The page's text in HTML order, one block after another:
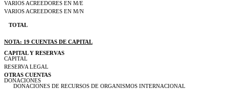
VARIOS ACREEDORES EN M/E
VARIOS ACREEDORES EN M/N
TOTAL
NOTA: 19 CUENTAS DE CAPITAL
CAPITAL Y RESERVAS
CAPITAL
RESERVA LEGAL
OTRAS CUENTAS
DONACIONES
DONACIONES DE RECURSOS DE ORGANISMOS INTERNACIONAL